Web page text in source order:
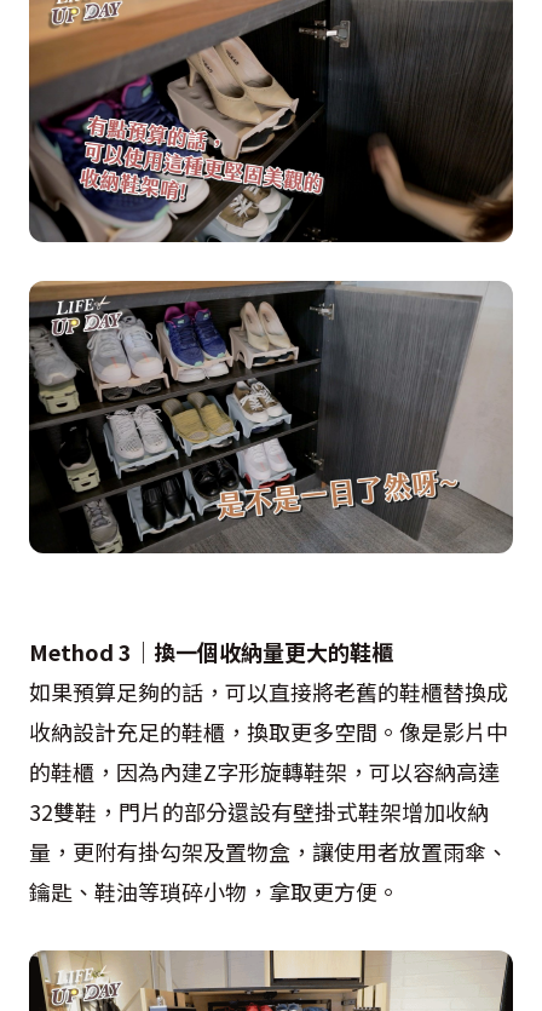
Method 3｜換一個收納量更大的鞋櫃
如果預算足夠的話，可以直接將老舊的鞋櫃替換成
收納設計充足的鞋櫃，換取更多空間。像是影片中
的鞋櫃，因為內建Z字形旋轉鞋架，可以容納高達
32雙鞋，門片的部分還設有壁掛式鞋架增加收納
量，更附有掛勾架及置物盒，讓使用者放置雨傘、
鑰匙、鞋油等瑣碎小物，拿取更方便。